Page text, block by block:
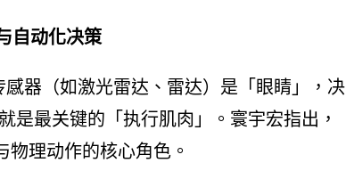
自动化决策
器（如激光雷达、雷达）是「眼睛」，决
是最关键的「执行肌肉」。寰宇宏指出，
理动作的核心角色。